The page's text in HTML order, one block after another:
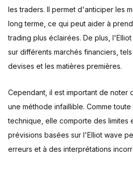
les traders. Il permet d'anticiper les
long terme, ce qui peut aider à
trading plus éclairées. De plus,
sur différents marchés financiers,
devises et les matières premières.
Cependant, il est important de noter
une méthode infaillible. Comme
technique, elle comporte des limites
prévisions basées sur l'Elliot wave
erreurs et à des interprétations